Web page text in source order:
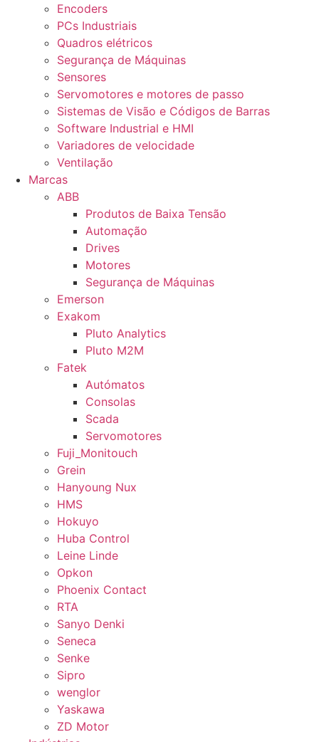
Encoders
PCs Industriais
Quadros elétricos
Segurança de Máquinas
Sensores
Servomotores e motores de passo
Sistemas de Visão e Códigos de Barras
Software Industrial e HMI
Variadores de velocidade
Ventilação
Marcas
ABB
Produtos de Baixa Tensão
Automação
Drives
Motores
Segurança de Máquinas
Emerson
Exakom
Pluto Analytics
Pluto M2M
Fatek
Autómatos
Consolas
Scada
Servomotores
Fuji_Monitouch
Grein
Hanyoung Nux
HMS
Hokuyo
Huba Control
Leine Linde
Opkon
Phoenix Contact
RTA
Sanyo Denki
Seneca
Senke
Sipro
wenglor
Yaskawa
ZD Motor